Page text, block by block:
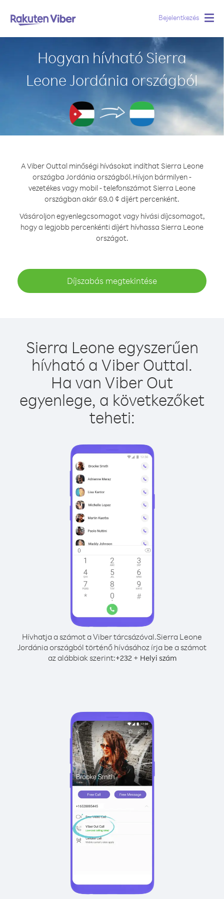
Bejelentkezés
Hogyan hívható Sierra
Leone Jordánia országból
A Viber Outtal minőségi hívásokat indíthat Sierra Leone
országba Jordánia országból.Hívjon bármilyen -
vezetékes vagy mobil - telefonszámot Sierra Leone
országban akár 69.0 ¢ díjért percenként.
Vásároljon egyenlegcsomagot vagy hívási díjcsomagot,
hogy a legjobb percenkénti díjért hívhassa Sierra Leone
országot.
Díjszabás megtekintése
Sierra Leone egyszerűen
hívható a Viber Outtal.
Ha van Viber Out
egyenlege, a következőket
teheti:
Hívhatja a számot a Viber tárcsázóval.Sierra Leone
Jordánia országból történő hívásához írja be a számot
az alábbiak szerint:+232+ Helyi szám